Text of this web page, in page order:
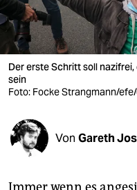
wahrheit
verlag
verlag
shop
fragen & hilfe
Der erste Schritt soll
sein
Foto: Focke Strangmann/
Von Gareth